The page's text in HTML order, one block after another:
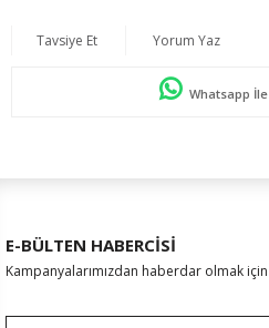
Tavsiye Et Yorum Yaz
Whatsapp
E-BÜLTEN HABERCİSİ
Kampanyalarımızdan haberdar olmak